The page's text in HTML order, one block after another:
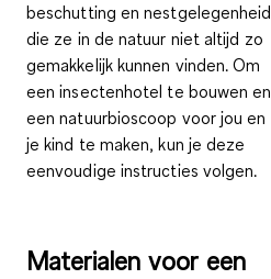
beschutting en nestgelegenheid
die ze in de natuur niet altijd zo
gemakkelijk kunnen vinden. Om
een insectenhotel te bouwen en
een natuurbioscoop voor jou en
je kind te maken, kun je deze
eenvoudige instructies volgen.
Materialen voor een